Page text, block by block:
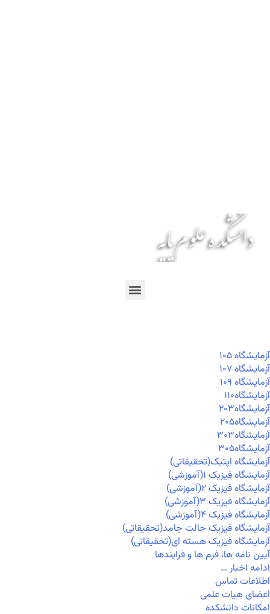
آزمايشگاه ۱۰۵
آزمايشگاه ۱۰۷
آزمايشگاه ۱۰۹
آزمايشگاه۱۱۰
آزمايشگاه۲۰۳
آزمايشگاه۲۰۵
آزمايشگاه۳۰۳
آزمايشگاه۳۰۵
آزمایشگاه اپتیک(تحقیقاتی)
آزمایشگاه فیزیک ۱(آموزشی)
آزمایشگاه فیزیک ۲(آموزشی)
آزمایشگاه فیزیک ۳(آموزشی)
آزمایشگاه فیزیک ۴(آموزشی)
آزمایشگاه فیزیک حالت جامد(تحقیقاتی)
آزمایشگاه فیزیک هسته ای(تحقیقاتی)
آیین نامه ها، فرم ها و فرایندها
ادامه اخبار …
اطلاعات تماس
اعضای هیات علمی
امکانات دانشکده